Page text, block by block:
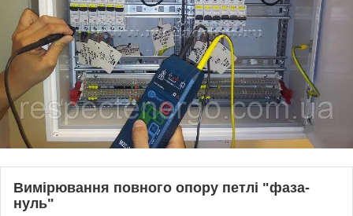
Вимірювання повного опору петлі "фаза-
нуль"